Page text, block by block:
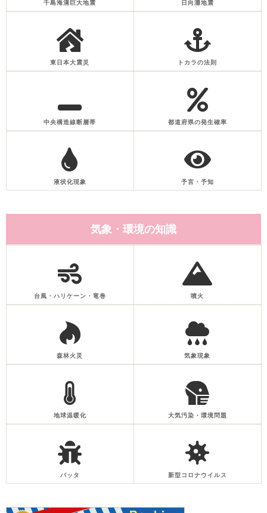
千島海溝巨大地震 日向灘地震
東日本大震災 トカラの法則
中央構造線断層帯 都道府県の発生確率
液状化現象 予言・予知
気象・環境の知識
台風・ハリケーン・竜巻 噴火
森林火災 気象現象
地球温暖化 大気汚染・環境問題
バッタ 新型コロナウイルス